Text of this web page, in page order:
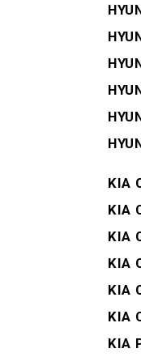
KIA
KIA
KIA
KIA
KIA
KIA
KIA